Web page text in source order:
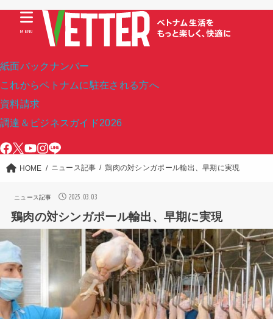
紙面バックナンバー
これからベトナムに駐在される方へ
資料請求
調達＆ビジネスガイド2026
MENU
HOME ニュース記事 鶏肉の対シンガポール輸出、早期に実現
ニュース記事 2025.03.03
鶏肉の対シンガポール輸出、早期に実現